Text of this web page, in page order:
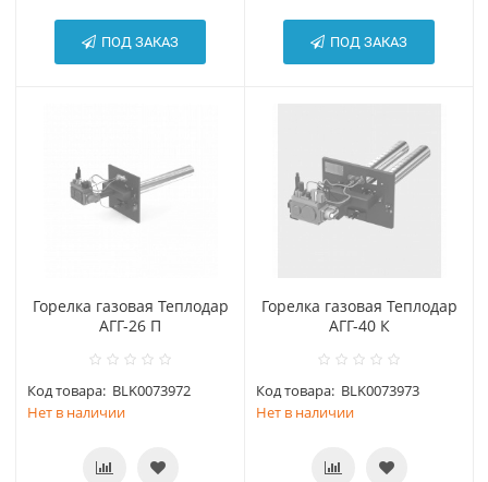
ПОД ЗАКАЗ ПОД ЗАКАЗ
Горелка газовая Теплодар
АГГ-26 П
Код товара: BLK0073972
Нет в наличии
Горелка газовая Теплодар
АГГ-40 К
Код товара: BLK0073973
Нет в наличии